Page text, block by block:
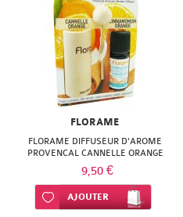
FLORAME
FLORAME DIFFUSEUR D'AROME
PROVENCAL CANNELLE ORANGE
9,50 €
Ajouter à ma liste d’envie
AJOUTER